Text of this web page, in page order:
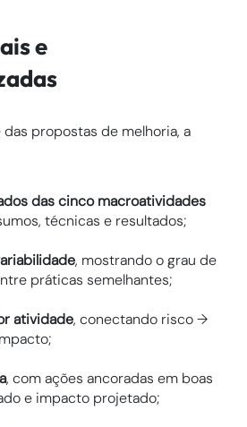
e
propostas de melhoria, a
das cinco macroatividades
técnicas e resultados;
, mostrando o grau de
práticas semelhantes;
atividade, conectando risco →
, com ações ancoradas em boas
e impacto projetado;